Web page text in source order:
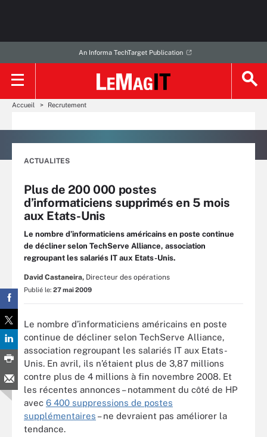
An Informa TechTarget Publication
Accueil Recrutement
ACTUALITES
Plus de 200 000 postes
d’informaticiens supprimés en 5 mois
aux Etats-Unis
Le nombre d’informaticiens américains en poste continue
de décliner selon TechServe Alliance, association
regroupant les salariés IT aux Etats-Unis.
David Castaneira, Directeur des opérations
Publié le: 27 mai 2009
Le nombre d’informaticiens américains en poste
continue de décliner selon TechServe Alliance,
association regroupant les salariés IT aux Etats-
Unis. En avril, ils n’étaient plus de 3,87 millions
contre plus de 4 millions à fin novembre 2008. Et
les récentes annonces – notamment du côté de HP
avec 6 400 suppressions de postes
supplémentaires – ne devraient pas améliorer la
tendance.